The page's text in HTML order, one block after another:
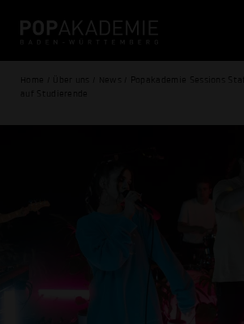
Home / Über uns / News / Popakademie Sessions
auf Studierende